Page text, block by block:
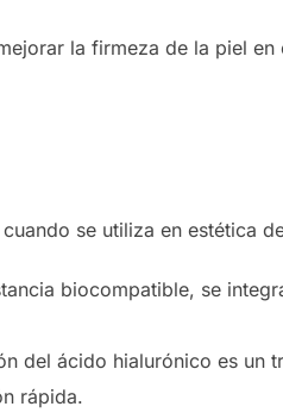
la firmeza de la piel
se utiliza en estética
biocompatible, se
del ácido hialurónico es un
rápida.